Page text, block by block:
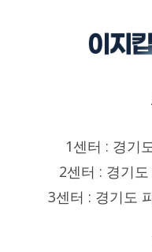
1센터 : 경기
2센터 : 경기
3센터 : 경기도